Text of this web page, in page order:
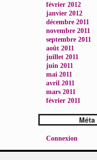
février 2012
janvier 2012
décembre 2011
novembre 2011
septembre 2011
août 2011
juillet 2011
juin 2011
mai 2011
avril 2011
mars 2011
février 2011
Méta
Connexion